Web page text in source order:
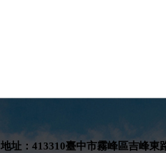
地址：413310臺中市霧峰區吉峰東